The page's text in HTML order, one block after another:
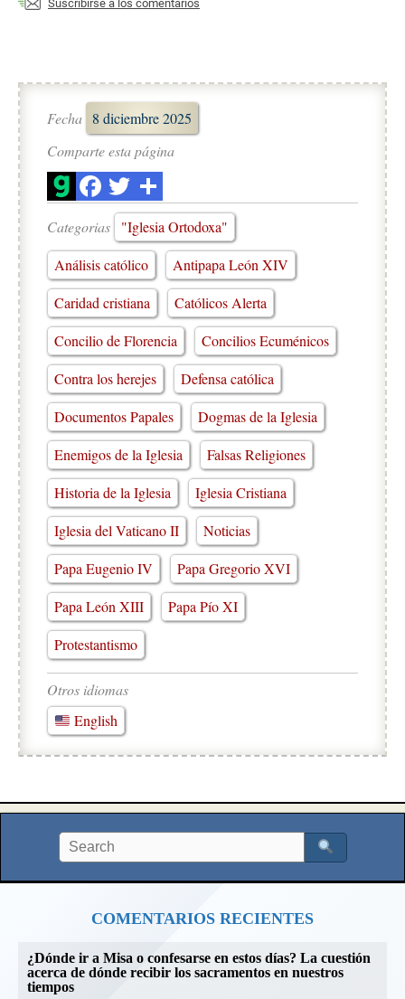
Suscribirse a los comentarios
Fecha 8 diciembre 2025
Comparte esta página
Categorias
"Iglesia Ortodoxa"
Análisis católico
Antipapa León XIV
Caridad cristiana
Católicos Alerta
Concilio de Florencia
Concilios Ecuménicos
Contra los herejes
Defensa católica
Documentos Papales
Dogmas de la Iglesia
Enemigos de la Iglesia
Falsas Religiones
Historia de la Iglesia
Iglesia Cristiana
Iglesia del Vaticano II
Noticias
Papa Eugenio IV
Papa Gregorio XVI
Papa León XIII
Papa Pío XI
Protestantismo
Otros idiomas
English
COMENTARIOS RECIENTES
¿Dónde ir a Misa o confesarse en estos días? La cuestión
acerca de dónde recibir los sacramentos en nuestros
tiempos